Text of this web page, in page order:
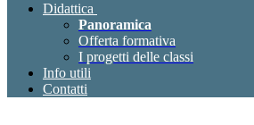
Didattica
Panoramica
Offerta formativa
I progetti delle classi
Info utili
Contatti